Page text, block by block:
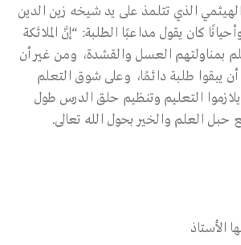
الذي تتلمذ على يد شيخه زين الدين
كان يقول مداعبًا الطلبة: “إنَّ الملائكة
بمناولتهم العسل والقشدة، ومن غير أن
أن يبقوا طلبة دائمًا، وعلى شوق التعلم
التعليم وتنظيم حلق الدرس طول
حبل العلم والخير بحول الله تعالى.
الأستاذ